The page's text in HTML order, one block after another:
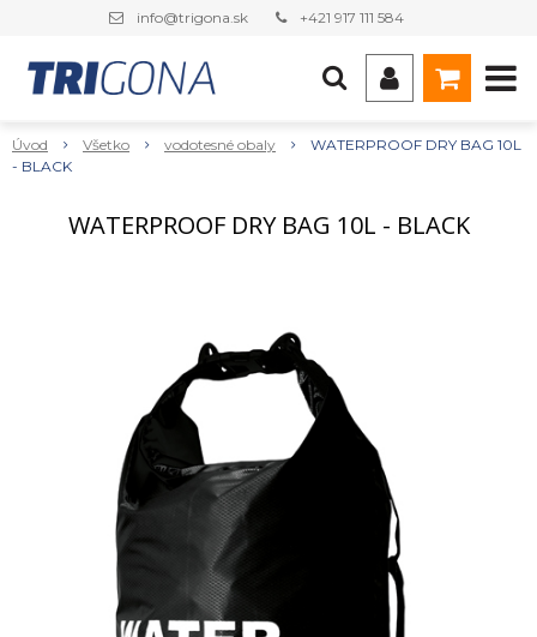
info@trigona.sk +421 917 111 584
Úvod Všetko vodotesné obaly
WATERPROOF DRY BAG 10L
- BLACK
WATERPROOF DRY BAG 10L - BLACK